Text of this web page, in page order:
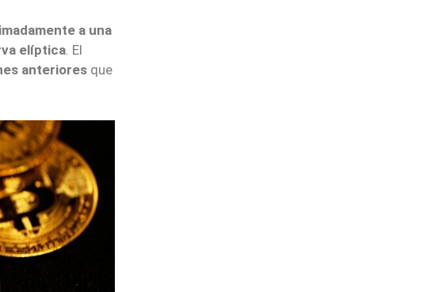
a una
elíptica. El
anteriores que